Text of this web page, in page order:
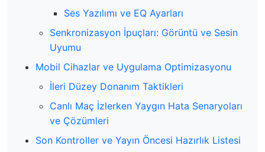
Ses Yazılımı ve EQ Ayarları
Senkronizasyon İpuçları: Görüntü ve Sesin
Uyumu
Mobil Cihazlar ve Uygulama Optimizasyonu
İleri Düzey Donanım Taktikleri
Canlı Maç İzlerken Yaygın Hata Senaryoları
ve Çözümleri
Son Kontroller ve Yayın Öncesi Hazırlık Listesi